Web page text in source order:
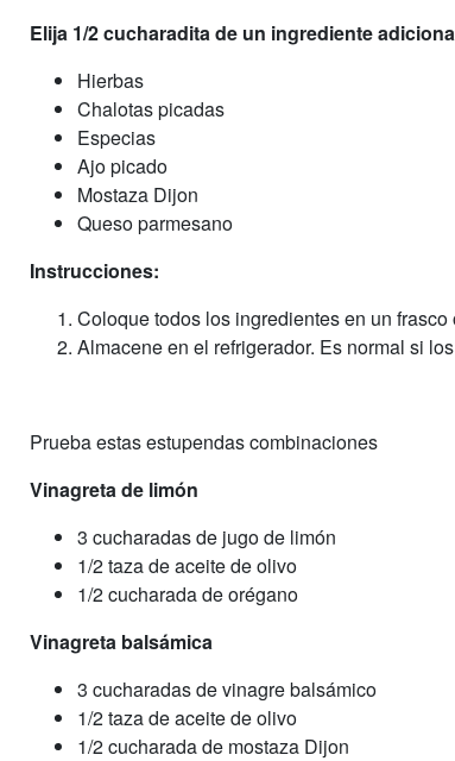
Elija 1/2 cucharadita de un ingrediente
Hierbas
Chalotas picadas
Especias
Ajo picado
Mostaza Dijon
Queso parmesano
Instrucciones:
Coloque todos los ingredientes en un
Almacene en el refrigerador. Es normal si
Prueba estas estupendas combinaciones
Vinagreta de limón
3 cucharadas de jugo de limón
1/2 taza de aceite de olivo
1/2 cucharada de orégano
Vinagreta balsámica
3 cucharadas de vinagre balsámico
1/2 taza de aceite de olivo
1/2 cucharada de mostaza Dijon